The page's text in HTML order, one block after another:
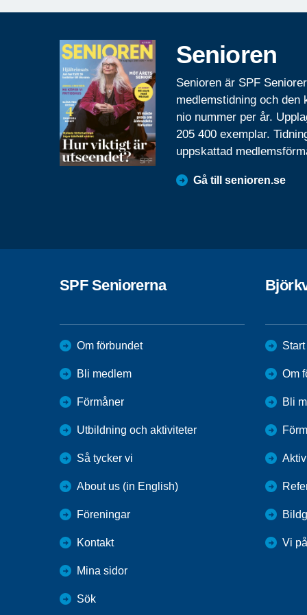
Senioren
Senioren är SPF
medlemstidning och den
nio nummer per år.
205 400 exemplar.
uppskattad
Gå till senioren.se
SPF Seniorerna
Om förbundet
Bli medlem
Förmåner
Utbildning och aktiviteter
Så tycker vi
About us (in English)
Föreningar
Kontakt
Mina sidor
Sök
Start
Om
Bli
Vi